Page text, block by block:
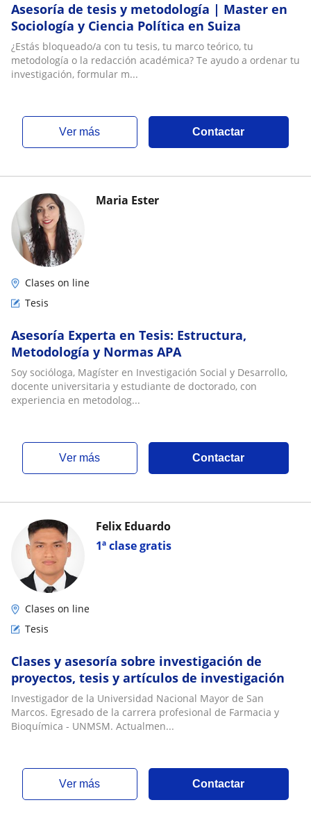
Asesoría de tesis y metodología | Master en
Sociología y Ciencia Política en Suiza
¿Estás bloqueado/a con tu tesis, tu marco teórico, tu
metodología o la redacción académica? Te ayudo a ordenar tu
investigación, formular m...
ver más Contactar
Maria Ester
Clases on line
Tesis
Asesoría Experta en Tesis: Estructura,
Metodología y Normas APA
Soy socióloga, Magíster en Investigación Social y Desarrollo,
docente universitaria y estudiante de doctorado, con
experiencia en metodolog...
ver más Contactar
1ª clase gratis
Felix Eduardo
Clases on line
Tesis
Clases y asesoría sobre investigación de
proyectos, tesis y artículos de investigación
Investigador de la Universidad Nacional Mayor de San
Marcos. Egresado de la carrera profesional de Farmacia y
Bioquímica - UNMSM. Actualmen...
ver más Contactar